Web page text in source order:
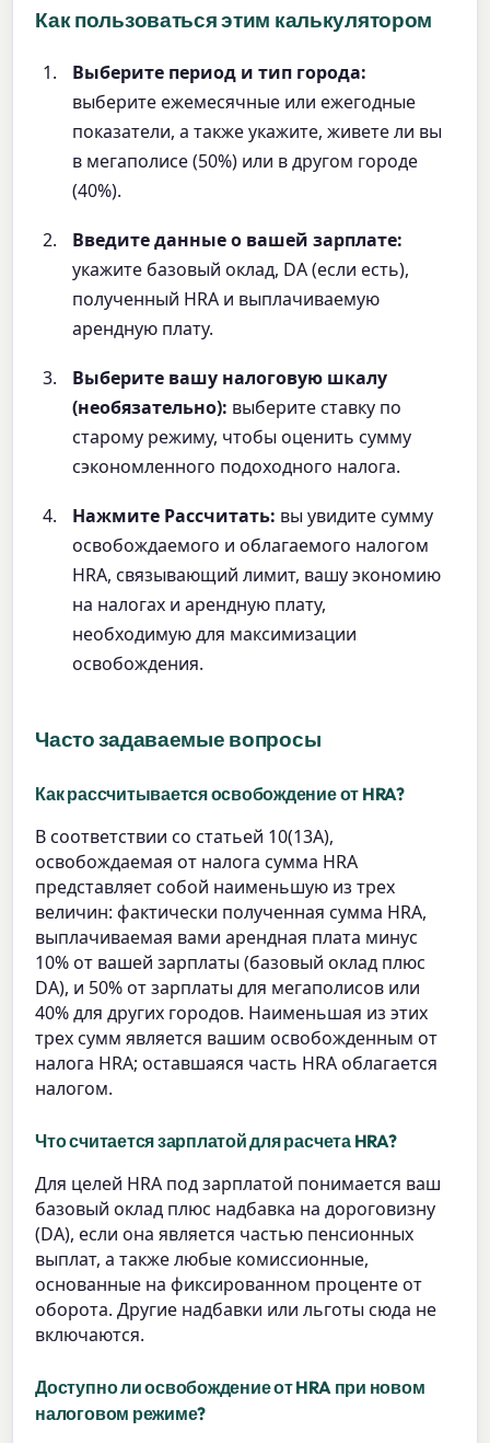
Как пользоваться этим калькулятором
Выберите период и тип города:
выберите ежемесячные или ежегодные
показатели, а также укажите, живете ли вы
в мегаполисе (50%) или в другом городе
(40%).
Введите данные о вашей зарплате:
укажите базовый оклад, DA (если есть),
полученный HRA и выплачиваемую
арендную плату.
Выберите вашу налоговую шкалу
(необязательно): выберите ставку по
старому режиму, чтобы оценить сумму
сэкономленного подоходного налога.
Нажмите Рассчитать: вы увидите сумму
освобождаемого и облагаемого налогом
HRA, связывающий лимит, вашу экономию
на налогах и арендную плату,
необходимую для максимизации
освобождения.
Часто задаваемые вопросы
Как рассчитывается освобождение от HRA?
В соответствии со статьей 10(13A),
освобождаемая от налога сумма HRA
представляет собой наименьшую из трех
величин: фактически полученная сумма HRA,
выплачиваемая вами арендная плата минус
10% от вашей зарплаты (базовый оклад плюс
DA), и 50% от зарплаты для мегаполисов или
40% для других городов. Наименьшая из этих
трех сумм является вашим освобожденным от
налога HRA; оставшаяся часть HRA облагается
налогом.
Что считается зарплатой для расчета HRA?
Для целей HRA под зарплатой понимается ваш
базовый оклад плюс надбавка на дороговизну
(DA), если она является частью пенсионных
выплат, а также любые комиссионные,
основанные на фиксированном проценте от
оборота. Другие надбавки или льготы сюда не
включаются.
Доступно ли освобождение от HRA при новом
налоговом режиме?